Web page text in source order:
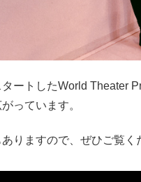
ートしたWorld Theater
っています。
りますので、ぜひご覧く